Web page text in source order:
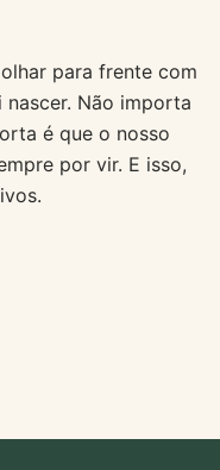
para frente com
nascer. Não importa
é que o nosso
por vir. E isso,